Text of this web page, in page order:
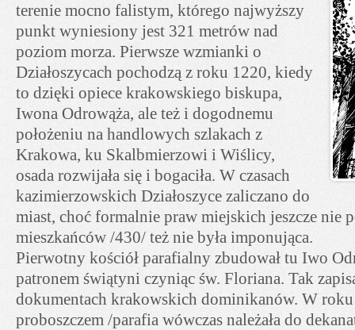
terenie mocno falistym, którego najwyższy
punkt wyniesiony jest 321 metrów nad
poziom morza. Pierwsze wzmianki o
Działoszycach pochodzą z roku 1220, kiedy
to dzięki opiece krakowskiego biskupa,
Iwona Odrowąża, ale też i dogodnemu
położeniu na handlowych szlakach z
Krakowa, ku Skalbmierzowi i Wiślicy,
osada rozwijała się i bogaciła. W czasach
kazimierzowskich Działoszyce zaliczano do
miast, choć formalnie praw miejskich jeszcze nie
mieszkańców /430/ też nie była imponująca.
Pierwotny kościół parafialny zbudował tu Iwo
patronem świątyni czyniąc św. Floriana. Tak
dokumentach krakowskich dominikanów. W
proboszczem /parafia wówczas należała do